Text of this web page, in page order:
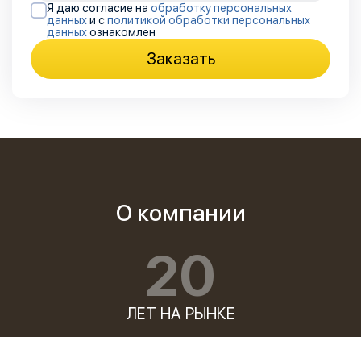
Я даю согласие на обработку персональных
данныхи с политикой обработки персональных
данныхознакомлен
Заказать
О компании
20
ЛЕТ НА РЫНКЕ